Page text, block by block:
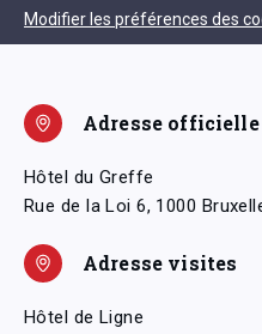
Modifier les préférences des
Adresse officielle
Hôtel du Greffe
Rue de la Loi 6, 1000
Adresse visites
Hôtel de Ligne